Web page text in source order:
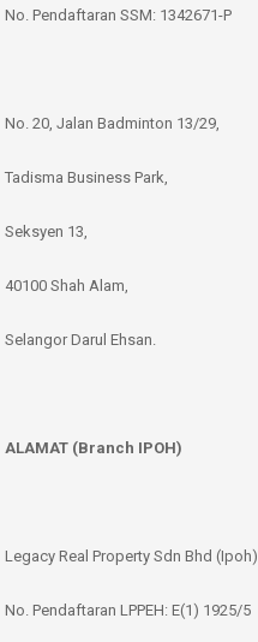
No. Pendaftaran SSM: 1342671-P
No. 20, Jalan Badminton 13/29,
Tadisma Business Park,
Seksyen 13,
40100 Shah Alam,
Selangor Darul Ehsan.
ALAMAT (Branch IPOH)
Legacy Real Property Sdn Bhd (Ipoh)
No. Pendaftaran LPPEH: E(1) 1925/5